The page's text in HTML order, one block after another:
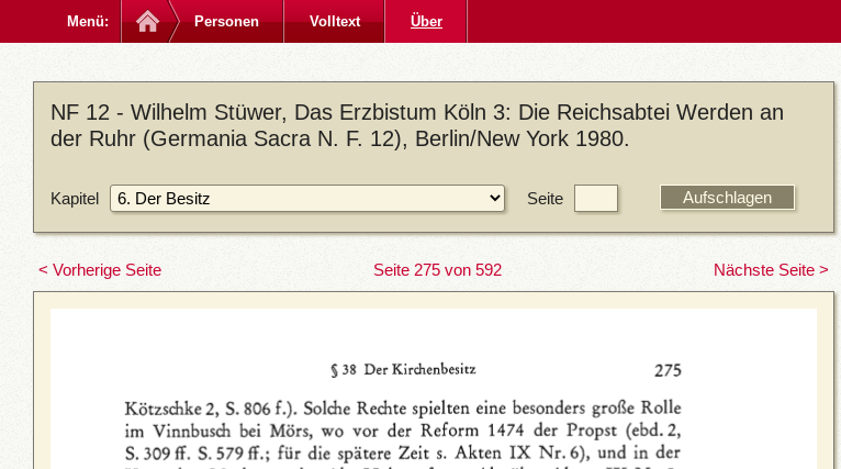
Menü: Personen Volltext Über
NF 12 - Wilhelm Stüwer, Das Erzbistum Köln 3: Die Reichsabtei Werden an
der Ruhr (Germania Sacra N. F. 12), Berlin/New York 1980.
Kapitel Seite
< Vorherige Seite Seite 275 von 592 Nächste Seite >